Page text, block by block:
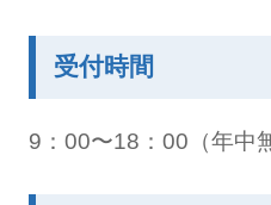
受付時間
9：00〜18：00（年中